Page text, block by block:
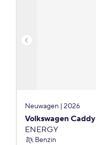
Neuwagen | 2026
Volkswagen Caddy
ENERGY
Benzin